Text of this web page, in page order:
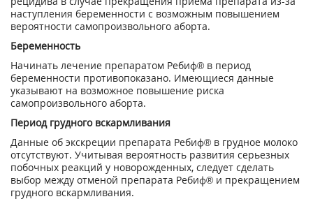
наступления беременности с возможным повышением
вероятности самопроизвольного аборта.
Беременность
Начинать лечение препаратом Ребиф® в период
беременности противопоказано. Имеющиеся данные
указывают на возможное повышение риска
самопроизвольного аборта.
Период грудного вскармливания
Данные об экскреции препарата Ребиф® в грудное молоко
отсутствуют. Учитывая вероятность развития серьезных
побочных реакций у новорожденных, следует сделать
выбор между отменой препарата Ребиф® и прекращением
грудного вскармливания.